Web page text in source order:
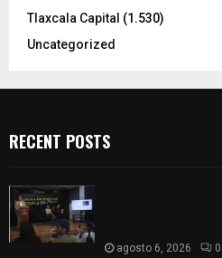
Tlaxcala Capital (1.530)
Uncategorized
RECENT POSTS
agosto 6, 2026 0